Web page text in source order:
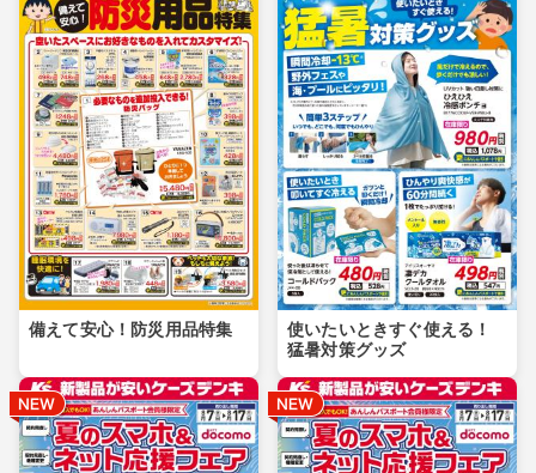
備えて安心！防災用品特集
使いたいときすぐ使える！
猛暑対策グッズ